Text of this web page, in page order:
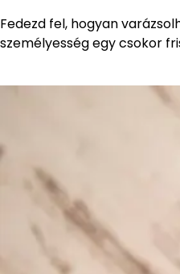
Fedezd fel, hogyan
személyesség egy csokor